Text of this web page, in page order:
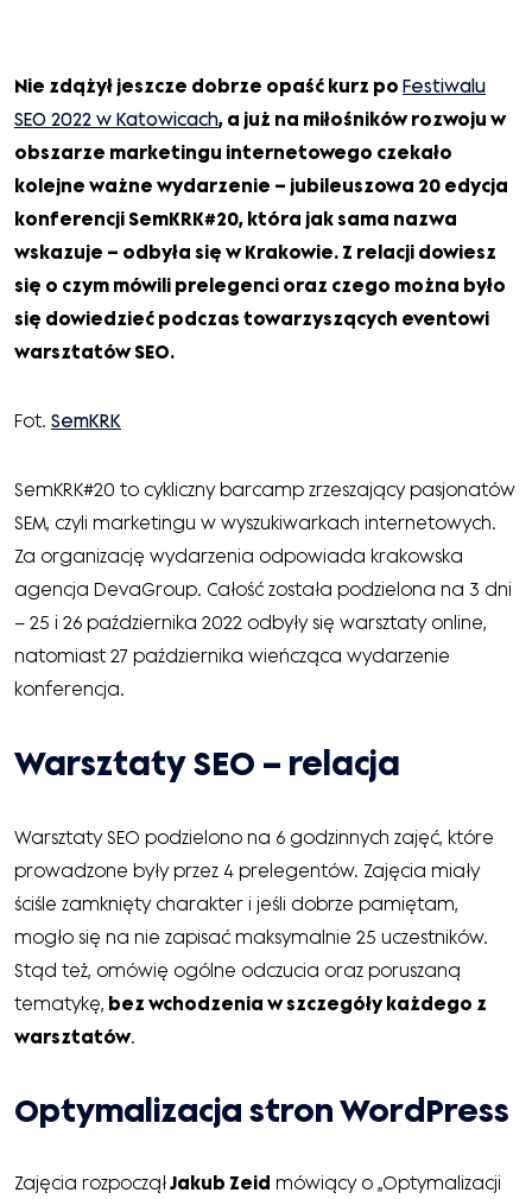
Nie zdążył jeszcze dobrze opaść kurz po Festiwalu
SEO 2022 w Katowicach, a już na miłośników rozwoju w
obszarze marketingu internetowego czekało
kolejne ważne wydarzenie – jubileuszowa 20 edycja
konferencji SemKRK#20, która jak sama nazwa
wskazuje – odbyła się w Krakowie. Z relacji dowiesz
się o czym mówili prelegenci oraz czego można było
się dowiedzieć podczas towarzyszących eventowi
warsztatów SEO.
Fot. SemKRK
SemKRK#20 to cykliczny barcamp zrzeszający pasjonatów
SEM, czyli marketingu w wyszukiwarkach internetowych.
Za organizację wydarzenia odpowiada krakowska
agencja DevaGroup. Całość została podzielona na 3 dni
– 25 i 26 października 2022 odbyły się warsztaty online,
natomiast 27 października wieńcząca wydarzenie
konferencja.
Warsztaty SEO – relacja
Warsztaty SEO podzielono na 6 godzinnych zajęć, które
prowadzone były przez 4 prelegentów. Zajęcia miały
ściśle zamknięty charakter i jeśli dobrze pamiętam,
mogło się na nie zapisać maksymalnie 25 uczestników.
Stąd też, omówię ogólne odczucia oraz poruszaną
tematykę, bez wchodzenia w szczegóły każdego z
warsztatów.
Optymalizacja stron WordPress
Zajęcia rozpocząłJakub Zeid mówiący o „Optymalizacji